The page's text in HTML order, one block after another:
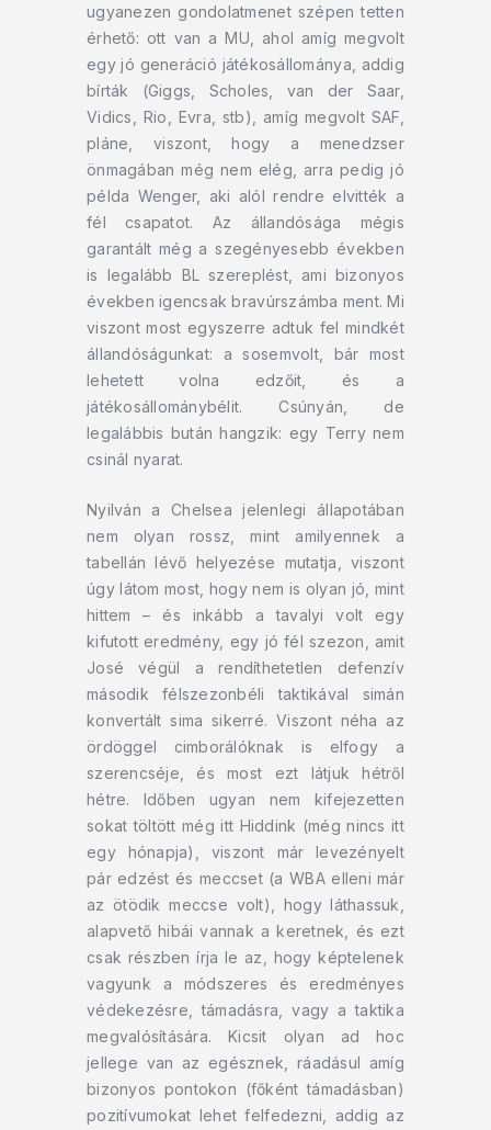
ugyanezen gondolatmenet szépen tetten
érhető: ott van a MU, ahol amíg megvolt
egy jó generáció játékosállománya, addig
bírták (Giggs, Scholes, van der Saar,
Vidics, Rio, Evra, stb), amíg megvolt SAF,
pláne, viszont, hogy a menedzser
önmagában még nem elég, arra pedig jó
példa Wenger, aki alól rendre elvitték a
fél csapatot. Az állandósága mégis
garantált még a szegényesebb években
is legalább BL szereplést, ami bizonyos
években igencsak bravúrszámba ment. Mi
viszont most egyszerre adtuk fel mindkét
állandóságunkat: a sosemvolt, bár most
lehetett volna edzőit, és a
játékosállománybélit. Csúnyán, de
legalábbis bután hangzik: egy Terry nem
csinál nyarat.
Nyilván a Chelsea jelenlegi állapotában
nem olyan rossz, mint amilyennek a
tabellán lévő helyezése mutatja, viszont
úgy látom most, hogy nem is olyan jó, mint
hittem – és inkább a tavalyi volt egy
kifutott eredmény, egy jó fél szezon, amit
José végül a rendíthetetlen defenzív
második félszezonbéli taktikával simán
konvertált sima sikerré. Viszont néha az
ördöggel cimborálóknak is elfogy a
szerencséje, és most ezt látjuk hétről
hétre. Időben ugyan nem kifejezetten
sokat töltött még itt Hiddink (még nincs itt
egy hónapja), viszont már levezényelt
pár edzést és meccset (a WBA elleni már
az ötödik meccse volt), hogy láthassuk,
alapvető hibái vannak a keretnek, és ezt
csak részben írja le az, hogy képtelenek
vagyunk a módszeres és eredményes
védekezésre, támadásra, vagy a taktika
megvalósítására. Kicsit olyan ad hoc
jellege van az egésznek, ráadásul amíg
bizonyos pontokon (főként támadásban)
pozitívumokat lehet felfedezni, addig az